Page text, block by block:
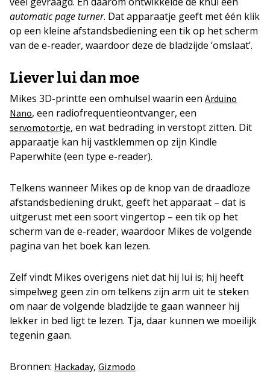
automatic page turner. Dat apparaatje geeft met één klik
op een kleine afstandsbediening een tik op het scherm
van de e-reader, waardoor deze de bladzijde ‘omslaat’.
Liever lui dan moe
Mikes 3D-printte een omhulsel waarin een Arduino
Nano, een radiofrequentieontvanger, een
servomotortje, en wat bedrading in verstopt zitten. Dit
apparaatje kan hij vastklemmen op zijn Kindle
Paperwhite (een type e-reader).
Telkens wanneer Mikes op de knop van de draadloze
afstandsbediening drukt, geeft het apparaat – dat is
uitgerust met een soort vingertop – een tik op het
scherm van de e-reader, waardoor Mikes de volgende
pagina van het boek kan lezen.
Zelf vindt Mikes overigens niet dat hij lui is; hij heeft
simpelweg geen zin om telkens zijn arm uit te steken
om naar de volgende bladzijde te gaan wanneer hij
lekker in bed ligt te lezen. Tja, daar kunnen we moeilijk
tegenin gaan.
Bronnen: Hackaday, Gizmodo